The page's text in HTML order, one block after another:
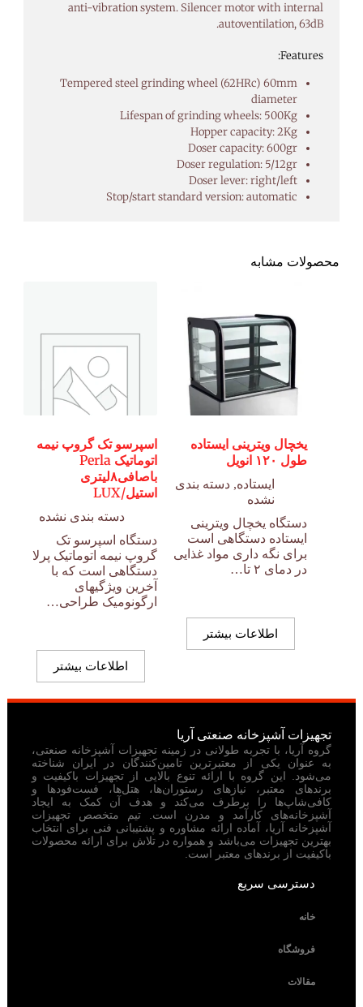
anti-vibration system. Silencer motor with internal
autoventilation, 63dB.
Features:
Tempered steel grinding wheel (62HRc) 60mm
diameter
Lifespan of grinding wheels: 500Kg
Hopper capacity: 2Kg
Doser capacity: 600gr
Doser regulation: 5/12gr
Doser lever: right/left
Stop/start standard version: automatic
محصولات مشابه
یخچال ویترینی ایستاده
طول ۱۲۰ انویل
ایستاده, دسته بندی
نشده
دستگاه یخچال ویترینی
ایستاده دستگاهی است
برای نگه داری مواد غذایی
در دمای ۲ تا…
اطلاعات بیشتر
اسپرسو تک گروپ نیمه
اتوماتیک Perla
باصافی۸لیتری
استیل/LUX
دسته بندی نشده
دستگاه اسپرسو تک
گروپ نیمه اتوماتیک پرلا
دستگاهی است که با
آخرین ویژگیهای
ارگونومیک طراحی…
اطلاعات بیشتر
تجهیزات آشپزخانه صنعتی آریا
گروه آریا، با تجربه طولانی در زمینه تجهیزات آشپزخانه صنعتی،
به عنوان یکی از معتبرترین تامین‌کنندگان در ایران شناخته
می‌شود. این گروه با ارائه تنوع بالایی از تجهیزات باکیفیت و
برندهای معتبر، نیازهای رستوران‌ها، هتل‌ها، فست‌فودها و
کافی‌شاپ‌ها را برطرف می‌کند و هدف آن کمک به ایجاد
آشپزخانه‌های کارآمد و مدرن است. تیم متخصص تجهیزات
آشپزخانه آریا، آماده ارائه مشاوره و پشتیبانی فنی برای انتخاب
بهترین تجهیزات می‌باشد و همواره در تلاش برای ارائه محصولات
باکیفیت از برندهای معتبر است.
دسترسی سریع
خانه
فروشگاه
مقالات